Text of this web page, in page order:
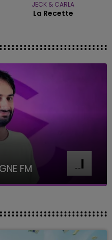
JECK & CARLA
La Recette
FM